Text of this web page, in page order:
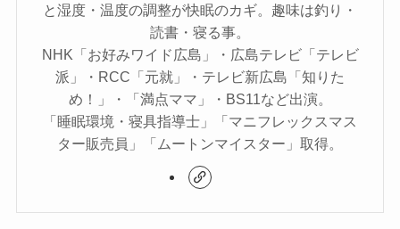
と湿度・温度の調整が快眠のカギ。趣味は釣り・
読書・寝る事。
NHK「お好みワイド広島」・広島テレビ「テレビ
派」・RCC「元就」・テレビ新広島「知りた
め！」・「満点ママ」・BS11など出演。
「睡眠環境・寝具指導士」「マニフレックスマス
ター販売員」「ムートンマイスター」取得。